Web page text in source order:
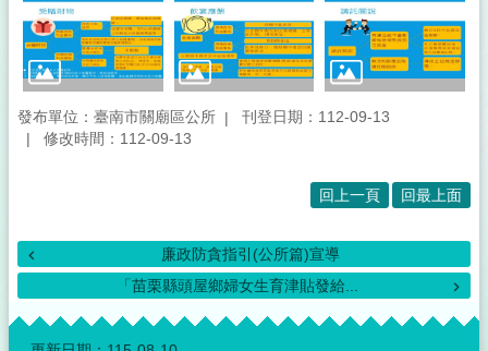
防
治
專
區
及
預
苗
接
種
便
發布單位：臺南市關廟區公所
刊登日期：112-09-13
修改時間：112-09-13
回上一頁 回最上面
廉政防貪指引(公所篇)宣導
「苗栗縣頭屋鄉婦女生育津貼發給...
:::